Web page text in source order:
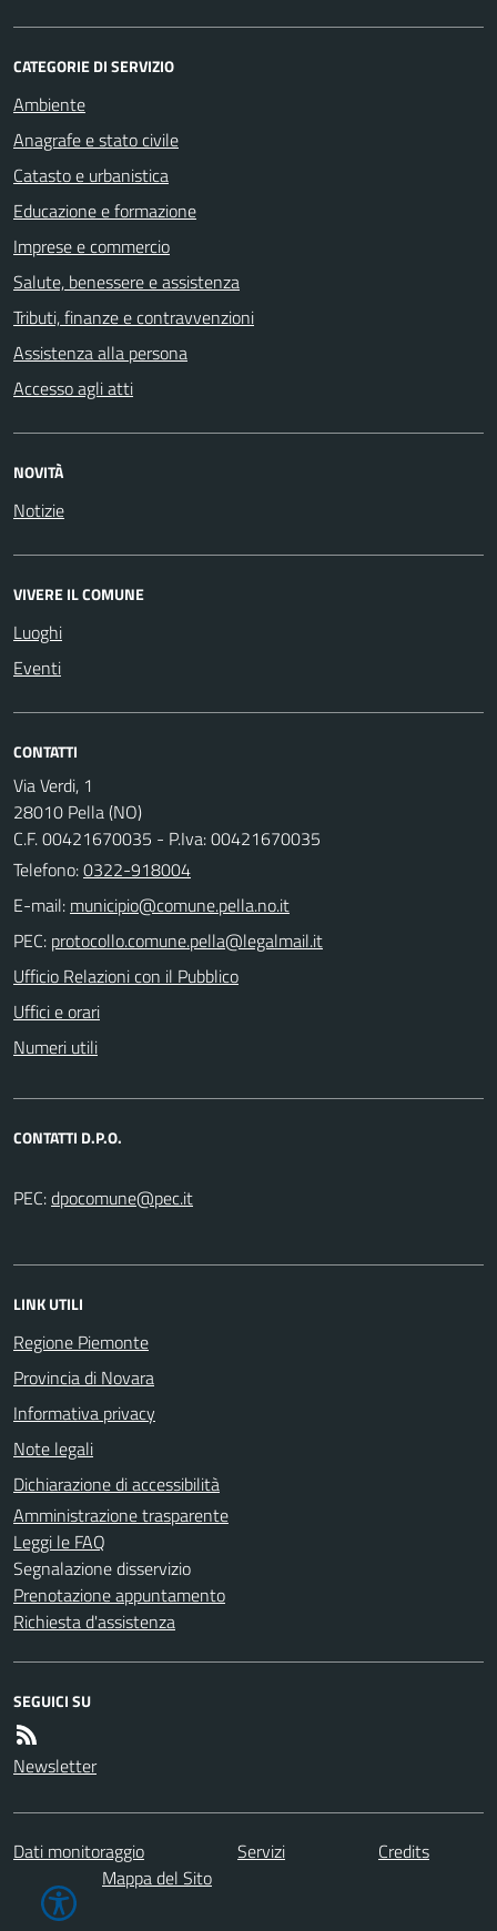
CATEGORIE DI SERVIZIO
Ambiente
Anagrafe e stato civile
Catasto e urbanistica
Educazione e formazione
Imprese e commercio
Salute, benessere e assistenza
Tributi, finanze e contravvenzioni
Assistenza alla persona
Accesso agli atti
NOVITÀ
Notizie
VIVERE IL COMUNE
Luoghi
Eventi
CONTATTI
Via Verdi, 1
28010 Pella (NO)
C.F. 00421670035 - P.Iva: 00421670035
Telefono:0322-918004
E-mail:
PEC:
Ufficio Relazioni con il Pubblico
Uffici e orari
Numeri utili
CONTATTI D.P.O.
PEC:
LINK UTILI
Regione Piemonte
Provincia di Novara
Informativa privacy
Note legali
Dichiarazione di accessibilità
Amministrazione trasparente
Leggi le FAQ
Segnalazione disservizio
Prenotazione appuntamento
Richiesta d'assistenza
SEGUICI SU
Newsletter
Dati monitoraggio Servizi
Credits
Mappa del Sito